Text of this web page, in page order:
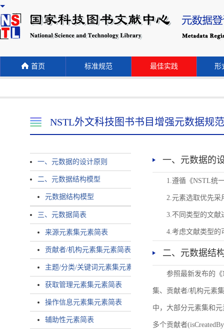
首页 标准规范 最佳实践 形
NSTL外文科技图书书目增强元数据规范
一、元数据的设计原则
二、元数据结构模型
元数据结构模型
三、元数据简表
来源元素集元素简表
贡献者/机构元素集元素简表
主题/分类/关键词元素集元素简表
获取管理元素集元素简表
操作信息元素集元素简表
辅助性元素简表
一、元数据的
1.遵循《NSTL统
2.元素选取优先采
3.不同类型的文献
4.考虑文献类型的
二、元数据结
参照最新发布的
集、贡献者/机构元素
中，大部分元素集和
多个贡献者